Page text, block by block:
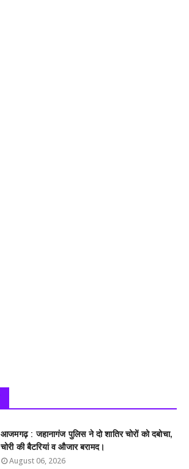
आजमगढ़ : जहानागंज पुलिस ने दो शातिर चोरों को दबोचा,
चोरी की बैटरियां व औजार बरामद।
August 06, 2026